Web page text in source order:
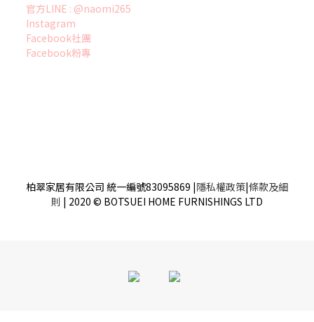
官方LINE : @naomi265
Instagram
Facebook社團
Facebook粉專
柏翠家居有限公司 統一編號83095869 |隱私權政策|條款及細
則 | 2020 © BOTSUEI HOME FURNISHINGS LTD